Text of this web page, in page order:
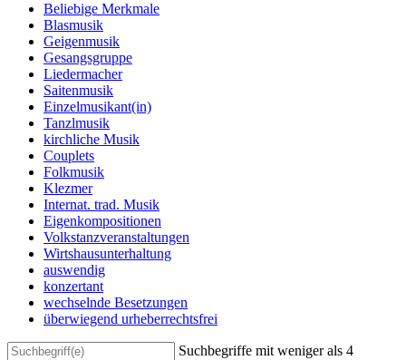
Beliebige Merkmale
Blasmusik
Geigenmusik
Gesangsgruppe
Liedermacher
Saitenmusik
Einzelmusikant(in)
Tanzlmusik
kirchliche Musik
Couplets
Folkmusik
Klezmer
Internat. trad. Musik
Eigenkompositionen
Volkstanzveranstaltungen
Wirtshausunterhaltung
auswendig
konzertant
wechselnde Besetzungen
überwiegend urheberrechtsfrei
Suchbegriffe mit weniger als 4